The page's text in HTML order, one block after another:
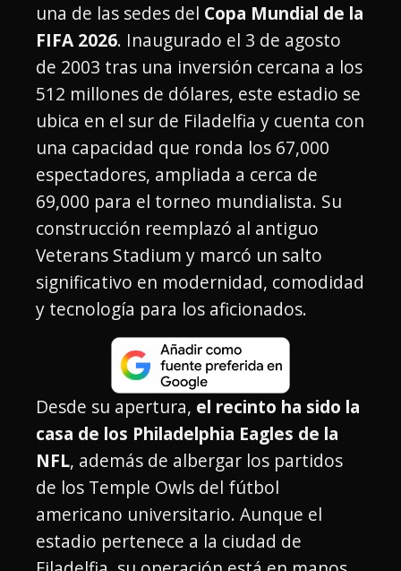
una de las sedes del Copa Mundial de la
FIFA 2026. Inaugurado el 3 de agosto
de 2003 tras una inversión cercana a los
512 millones de dólares, este estadio se
ubica en el sur de Filadelfia y cuenta con
una capacidad que ronda los 67,000
espectadores, ampliada a cerca de
69,000 para el torneo mundialista. Su
construcción reemplazó al antiguo
Veterans Stadium y marcó un salto
significativo en modernidad, comodidad
y tecnología para los aficionados.
Desde su apertura, el recinto ha sido la
casa de los Philadelphia Eagles de la
NFL, además de albergar los partidos
de los Temple Owls del fútbol
americano universitario. Aunque el
estadio pertenece a la ciudad de